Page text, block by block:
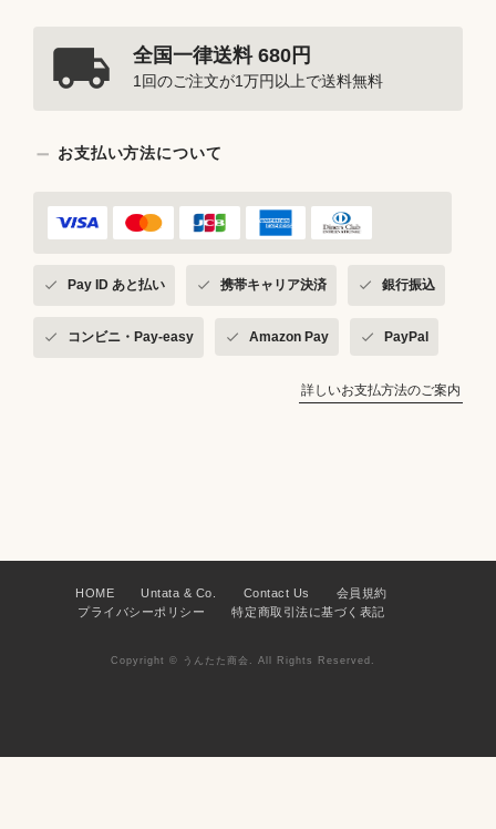
全国一律送料 680円
1回のご注文が1万円以上で送料無料
お支払い方法について
Pay ID あと払い 携帯キャリア決済 銀行振込
コンビニ・Pay-easy Amazon Pay PayPal
詳しいお支払方法のご案内
HOME Untata & Co. Contact Us
会員規約
プライバシーポリシー
特定商取引法に基づく表記
Copyright © うんたた商会. All Rights Reserved.